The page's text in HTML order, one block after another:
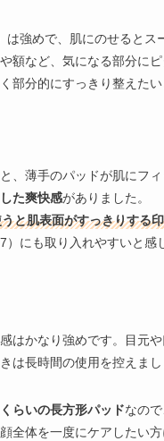
強めで、肌にのせるとス
額など、気になる部分に
部分的にすっきり整えたい
、薄手のパッドが肌にフィ
た爽快感がありました。
と肌表面がすっきりする
にも取り入れやすいと感
はかなり強めです。目元
は長時間の使用を控えまし
らいの長方形パッドなの
全体を一度にケアしたい